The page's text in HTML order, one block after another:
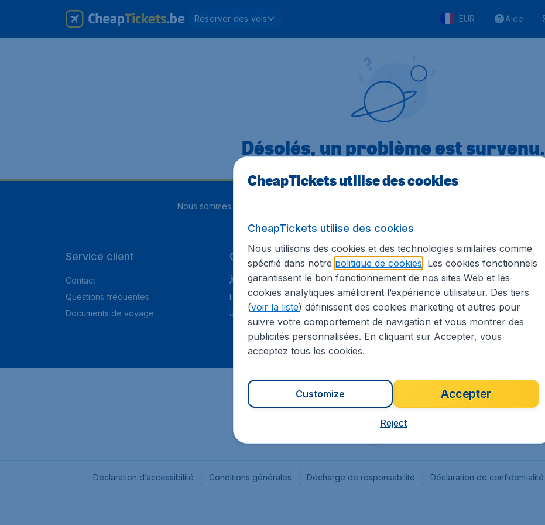
Réserver des vols EUR Aide
Désolés, un problème est survenu.
Nous sommes notés
Service client
Contact
Questions fréquentes
Documents de voyage
CheapTickets.be
À propos
Information Légale
Jobs
Sites internationaux
Flugladen.de
CheapTickets.ch
CheapTickets.sg
CheapTickets.nl
Déclaration d’accessibilité Conditions générales Décharge de responsabilité Déclaration de confidentialité
CheapTickets utilise des cookies
CheapTickets utilise des cookies
Nous utilisons des cookies et des technologies similaires comme
spécifié dans notre politique de cookies . Les cookies fonctionnels
garantissent le bon fonctionnement de nos sites Web et les
cookies analytiques améliorent l’expérience utilisateur. Des tiers
(voir la liste) définissent des cookies marketing et autres pour
suivre votre comportement de navigation et vous montrer des
publicités personnalisées. En cliquant sur Accepter, vous
acceptez tous les cookies.
Accepter
Customize
Reject